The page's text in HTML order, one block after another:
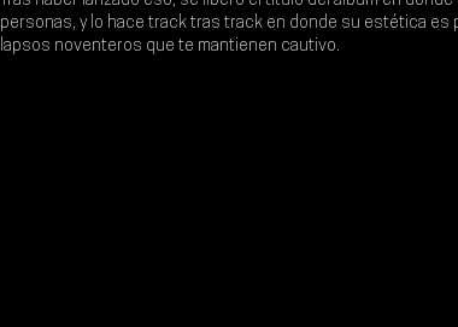
personas, y lo hace track tras track en donde su estética
lapsos noventeros que te mantienen cautivo.